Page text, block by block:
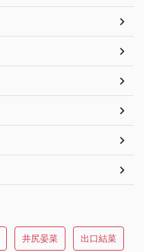
井尻晏菜 出口結菜